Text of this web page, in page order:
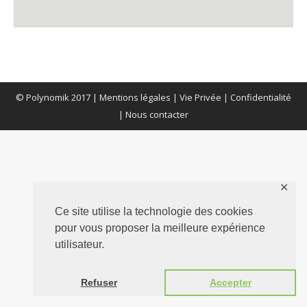
Ce site utilise la technologie des cookies
pour vous proposer la meilleure expérience
utilisateur.
Refuser Accepter
✕
© Polynomik 2017 | Mentions légales | Vie Privée | Confidentialité
| Nous contacter